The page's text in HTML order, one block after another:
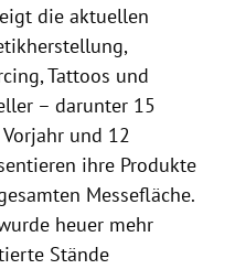
die aktuellen
Tattoos und
– darunter 15
und 12
ihre Produkte
Messefläche.
heuer mehr
Stände